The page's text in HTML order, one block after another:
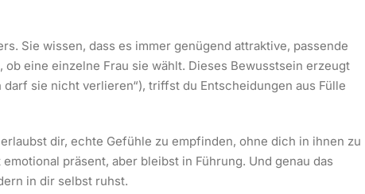
Sie wissen, dass es immer genügend attraktive, passende
eine einzelne Frau sie wählt. Dieses Bewusstsein erzeugt
sie nicht verlieren“), triffst du Entscheidungen aus Fülle
erlaubst dir, echte Gefühle zu empfinden, ohne dich in ihnen zu
präsent, aber bleibst in Führung. Und genau das
in dir selbst ruhst.